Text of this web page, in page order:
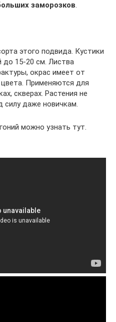
заморозков.
этого подвида. Кустики
до 15-20 см. Листва
окрас имеет от
Применяются для
скверах. Растения не
силу даже новичкам.
можно узнать тут.